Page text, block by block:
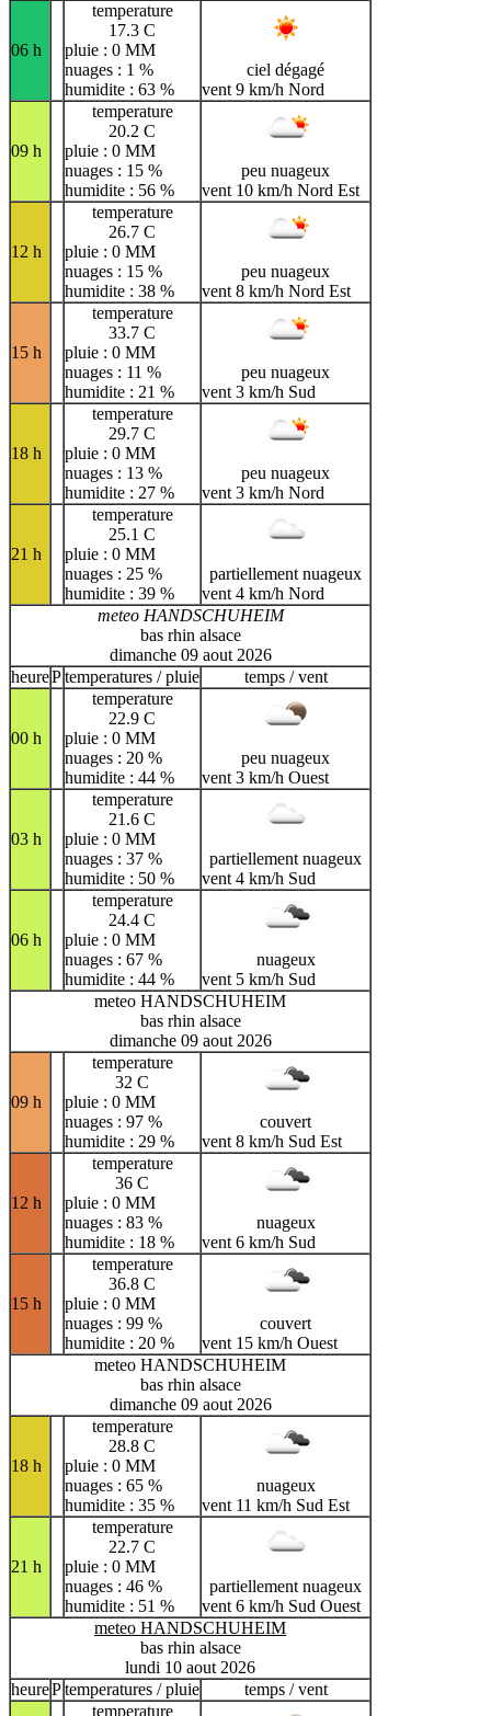
06 h
temperature
17.3 C
pluie : 0 MM
nuages : 1 %
humidite : 63 %
ciel dégagé
vent 9 km/h Nord
09 h
temperature
20.2 C
pluie : 0 MM
nuages : 15 %
humidite : 56 %
peu nuageux
vent 10 km/h Nord Est
12 h
temperature
26.7 C
pluie : 0 MM
nuages : 15 %
humidite : 38 %
peu nuageux
vent 8 km/h Nord Est
15 h
temperature
33.7 C
pluie : 0 MM
nuages : 11 %
humidite : 21 %
peu nuageux
vent 3 km/h Sud
18 h
temperature
29.7 C
pluie : 0 MM
nuages : 13 %
humidite : 27 %
peu nuageux
vent 3 km/h Nord
21 h
temperature
25.1 C
pluie : 0 MM
nuages : 25 %
humidite : 39 %
partiellement nuageux
vent 4 km/h Nord
meteo HANDSCHUHEIM
bas rhin alsace
dimanche 09 aout 2026
heurePtemperatures / pluie temps / vent
00 h
temperature
22.9 C
pluie : 0 MM
nuages : 20 %
humidite : 44 %
peu nuageux
vent 3 km/h Ouest
03 h
temperature
21.6 C
pluie : 0 MM
nuages : 37 %
humidite : 50 %
partiellement nuageux
vent 4 km/h Sud
06 h
temperature
24.4 C
pluie : 0 MM
nuages : 67 %
humidite : 44 %
nuageux
vent 5 km/h Sud
meteo HANDSCHUHEIM
bas rhin alsace
dimanche 09 aout 2026
09 h
temperature
32 C
pluie : 0 MM
nuages : 97 %
humidite : 29 %
couvert
vent 8 km/h Sud Est
12 h
temperature
36 C
pluie : 0 MM
nuages : 83 %
humidite : 18 %
nuageux
vent 6 km/h Sud
15 h
temperature
36.8 C
pluie : 0 MM
nuages : 99 %
humidite : 20 %
couvert
vent 15 km/h Ouest
meteo HANDSCHUHEIM
bas rhin alsace
dimanche 09 aout 2026
18 h
temperature
28.8 C
pluie : 0 MM
nuages : 65 %
humidite : 35 %
nuageux
vent 11 km/h Sud Est
21 h
temperature
22.7 C
pluie : 0 MM
nuages : 46 %
humidite : 51 %
partiellement nuageux
vent 6 km/h Sud Ouest
meteo HANDSCHUHEIM
bas rhin alsace
lundi 10 aout 2026
heurePtemperatures / pluie
temps / vent
temperature